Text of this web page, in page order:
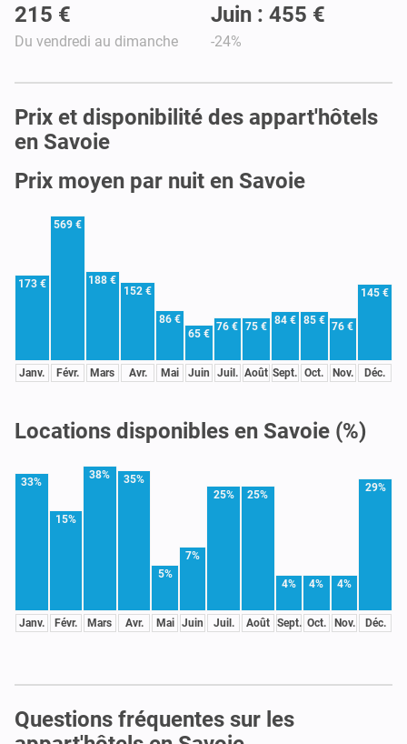
215 €
Du vendredi au dimanche
Juin : 455 €
-24%
Prix et disponibilité des appart'hôtels
en Savoie
Prix moyen par nuit en Savoie
173 €
Janv.
569 €
Févr.
188 €
Mars
152 €
Avr.
86 €
Mai
65 €
Juin
76 €
Juil.
75 €
Août
84 €
Sept.
85 €
Oct.
76 €
Nov.
145 €
Déc.
Locations disponibles en Savoie (%)
33%
Janv.
15%
Févr.
38%
Mars
35%
Avr.
5%
Mai
7%
Juin
25%
Juil.
25%
Août
4%
Sept.
4%
Oct.
4%
Nov.
29%
Déc.
Questions fréquentes sur les